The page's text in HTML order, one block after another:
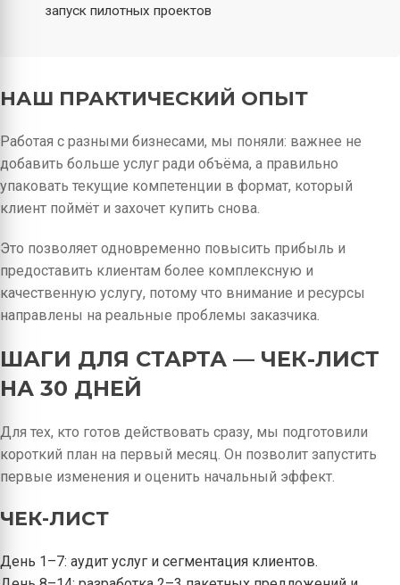
запуск пилотных проектов
НАШ ПРАКТИЧЕСКИЙ ОПЫТ
Работая с разными бизнесами, мы поняли: важнее не
добавить больше услуг ради объёма, а правильно
упаковать текущие компетенции в формат, который
клиент поймёт и захочет купить снова.
Это позволяет одновременно повысить прибыль и
предоставить клиентам более комплексную и
качественную услугу, потому что внимание и ресурсы
направлены на реальные проблемы заказчика.
ШАГИ ДЛЯ СТАРТА — ЧЕК-ЛИСТ
НА 30 ДНЕЙ
Для тех, кто готов действовать сразу, мы подготовили
короткий план на первый месяц. Он позволит запустить
первые изменения и оценить начальный эффект.
ЧЕК-ЛИСТ
День 1–7: аудит услуг и сегментация клиентов.